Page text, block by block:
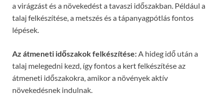
a virágzást és a növekedést a tavaszi időszakban. Például a
talaj felkészítése, a metszés és a tápanyagpótlás fontos
lépések.
Az átmeneti időszakok felkészítése:A hideg idő után a
talaj melegedni kezd, így fontos a kert felkészítése az
átmeneti időszakokra, amikor a növények aktív
növekedésnek indulnak.